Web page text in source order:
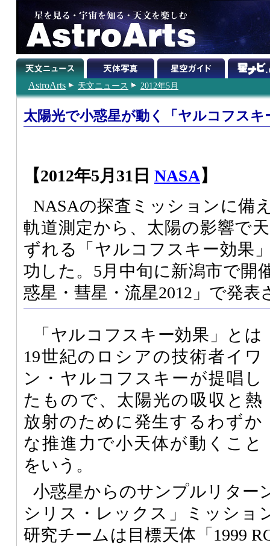
AstroArts 天文ニュース 2012年5月
太陽光で小惑星が動く「ヤルコフスキ
【2012年5月31日 NASA】
NASAの探査ミッションに備
軌道測定から、太陽の影響で
ずれる「ヤルコフスキー効果
功した。5月中旬に新潟市で開
惑星・彗星・流星2012」で発表
「ヤルコフスキー効果」とは
19世紀のロシアの技術者イワ
ン・ヤルコフスキーが提唱し
たもので、太陽光の吸収と熱
放射のために発生するわずか
な推進力で小天体が動くこと
をいう。
小惑星からのサンプルリター
シリス・レックス」ミッショ
研究チームは目標天体「1999